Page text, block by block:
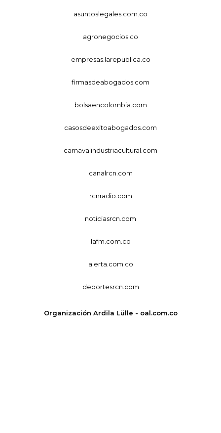
asuntoslegales.com.co
agronegocios.co
empresas.larepublica.co
firmasdeabogados.com
bolsaencolombia.com
casosdeexitoabogados.com
carnavalindustriacultural.com
canalrcn.com
rcnradio.com
noticiasrcn.com
lafm.com.co
alerta.com.co
deportesrcn.com
Organización Ardila Lülle - oal.com.co